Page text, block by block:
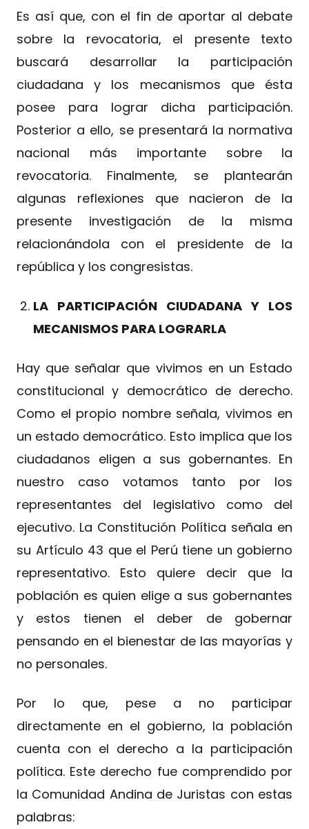
Es así que, con el fin de aportar al debate
sobre la revocatoria, el presente texto
buscará desarrollar la participación
ciudadana y los mecanismos que ésta
posee para lograr dicha participación.
Posterior a ello, se presentará la normativa
nacional más importante sobre la
revocatoria. Finalmente, se plantearán
algunas reflexiones que nacieron de la
presente investigación de la misma
relacionándola con el presidente de la
república y los congresistas.
LA PARTICIPACIÓN CIUDADANA Y LOS
MECANISMOS PARA LOGRARLA
Hay que señalar que vivimos en un Estado
constitucional y democrático de derecho.
Como el propio nombre señala, vivimos en
un estado democrático. Esto implica que los
ciudadanos eligen a sus gobernantes. En
nuestro caso votamos tanto por los
representantes del legislativo como del
ejecutivo. La Constitución Política señala en
su Artículo 43 que el Perú tiene un gobierno
representativo. Esto quiere decir que la
población es quien elige a sus gobernantes
y estos tienen el deber de gobernar
pensando en el bienestar de las mayorías y
no personales.
Por lo que, pese a no participar
directamente en el gobierno, la población
cuenta con el derecho a la participación
política. Este derecho fue comprendido por
la Comunidad Andina de Juristas con estas
palabras: